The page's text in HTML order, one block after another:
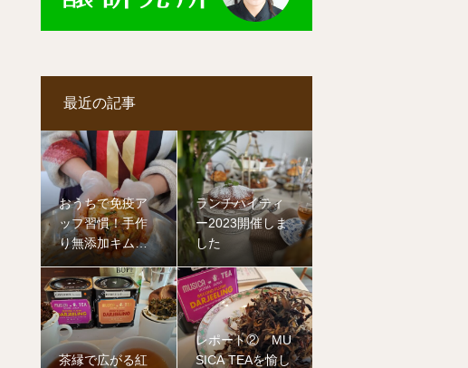
最近の記事
おうちで免疫ア
ップ習慣！手作
り無添加キムチ
教室スタート
ランチハイティ
ー2023開催しま
した
茶縁で広がる紅
レポート② MU
SICA TEAを愉し